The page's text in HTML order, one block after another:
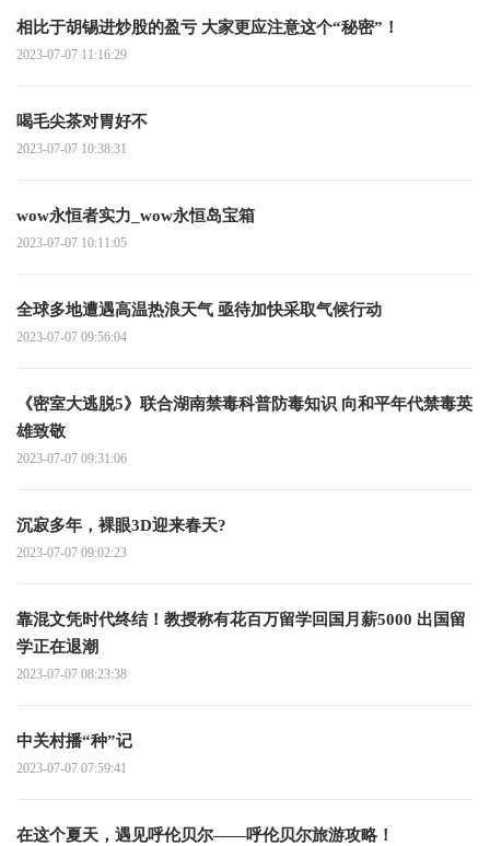
相比于胡锡进炒股的盈亏 大家更应注意这个“秘密”！
2023-07-07 11:16:29
喝毛尖茶对胃好不
2023-07-07 10:38:31
wow永恒者实力_wow永恒岛宝箱
2023-07-07 10:11:05
全球多地遭遇高温热浪天气 亟待加快采取气候行动
2023-07-07 09:56:04
《密室大逃脱5》联合湖南禁毒科普防毒知识 向和平年代禁毒英
雄致敬
2023-07-07 09:31:06
沉寂多年，裸眼3D迎来春天?
2023-07-07 09:02:23
靠混文凭时代终结！教授称有花百万留学回国月薪5000 出国留
学正在退潮
2023-07-07 08:23:38
中关村播“种”记
2023-07-07 07:59:41
在这个夏天，遇见呼伦贝尔——呼伦贝尔旅游攻略！